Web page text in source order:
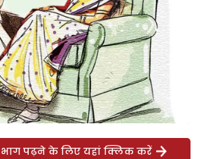
भाग पढ़ने के लिए यहां क्लिक करें